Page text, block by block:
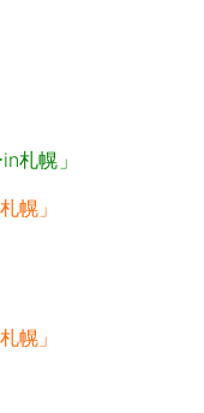
札幌」
幌」
幌」